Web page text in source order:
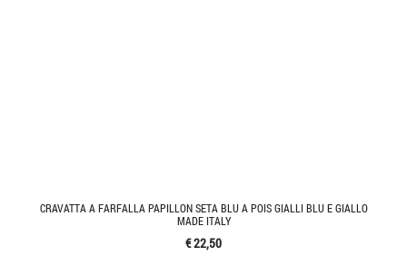
CRAVATTA A FARFALLA PAPILLON SETA BLU A POIS GIALLI BLU E GIALLO
MADE ITALY
€ 22,50